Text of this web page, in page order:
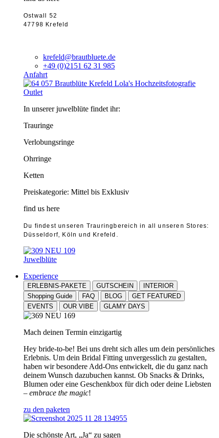
Ostwall 52
47798 Krefeld
krefeld@brautbluete.de
+49 (0)2151 62 31 985
Anfahrt
Outlet
In unserer juwelblüte findet ihr:
Trauringe
Verlobungsringe
Ohrringe
Ketten
Preiskategorie: Mittel bis Exklusiv
find us here
Du findest unseren Trauringbereich in all unseren Stores:
Düsseldorf, Köln und Krefeld.
Juwelblüte
Experience
ERLEBNIS-PAKETE GUTSCHEIN
INTERIOR
Shopping Guide
FAQ BLOG
GET FEATURED
EVENTS
OUR VIBE GLAMY DAYS
Mach deinen Termin einzigartig
Hey bride-to-be! Bei uns dreht sich alles um dein persönliches
Erlebnis. Um dein Bridal Fitting unvergesslich zu gestalten,
haben wir besondere Add-Ons entwickelt, die du ganz nach
deinem Wunsch dazubuchen kannst. Ob Snacks & Drinks,
Blumen oder eine Geschenkbox für dich oder deine Liebsten
– embrace the magic!
zu den paketen
Die schönste Art, „Ja“ zu sagen